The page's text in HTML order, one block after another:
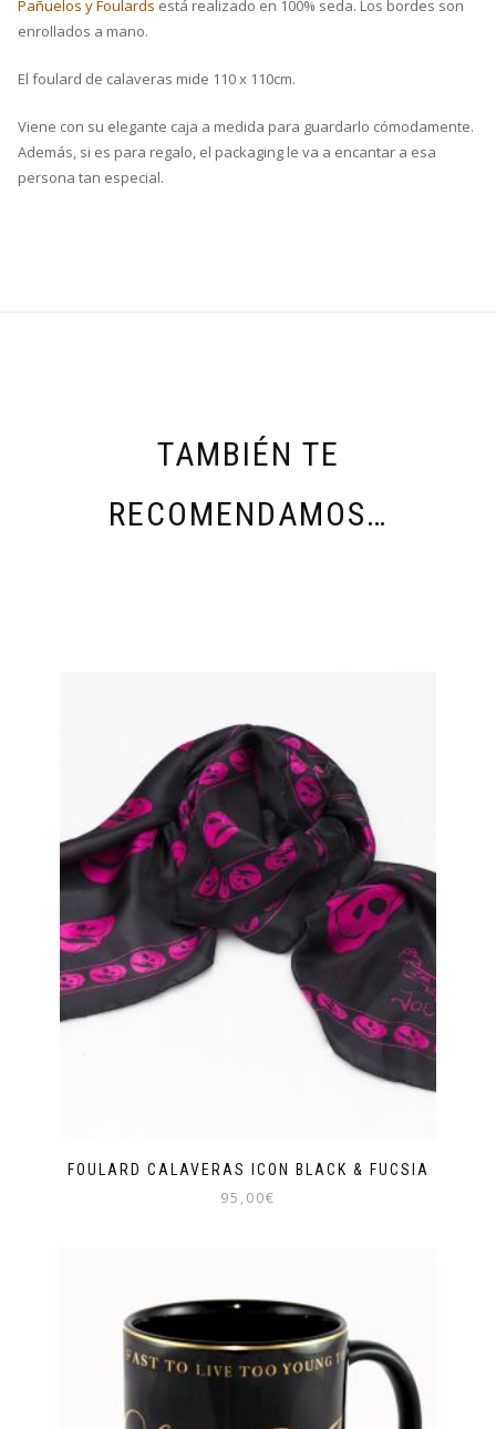
Pañuelos y Foulards está realizado en 100% seda. Los bordes son
enrollados a mano.
El foulard de calaveras mide 110 x 110cm.
Viene con su elegante caja a medida para guardarlo cómodamente.
Además, si es para regalo, el packaging le va a encantar a esa
persona tan especial.
TAMBIÉN TE
RECOMENDAMOS…
FOULARD CALAVERAS ICON BLACK & FUCSIA
95,00€